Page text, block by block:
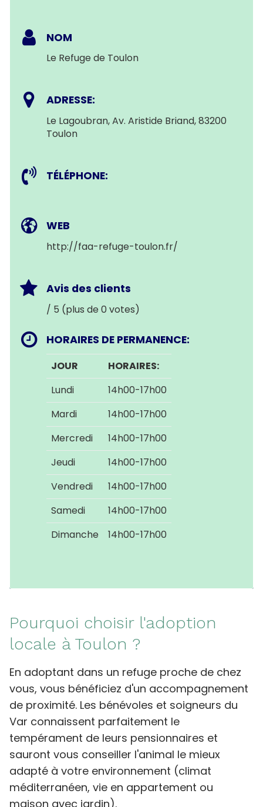
NOM
Le Refuge de Toulon
ADRESSE:
Le Lagoubran, Av. Aristide Briand, 83200
Toulon
TÉLÉPHONE:
WEB
http://faa-refuge-toulon.fr/
Avis des clients
/ 5 (plus de 0 votes)
HORAIRES DE PERMANENCE:
JOUR
HORAIRES:
Lundi
14h00-17h00
Mardi
14h00-17h00
Mercredi
14h00-17h00
Jeudi
14h00-17h00
Vendredi
14h00-17h00
Samedi
14h00-17h00
Dimanche
14h00-17h00
Pourquoi choisir l'adoption
locale à Toulon ?
En adoptant dans un refuge proche de chez
vous, vous bénéficiez d'un accompagnement
de proximité. Les bénévoles et soigneurs du
Var connaissent parfaitement le
tempérament de leurs pensionnaires et
sauront vous conseiller l'animal le mieux
adapté à votre environnement (climat
méditerranéen, vie en appartement ou
maison avec jardin).